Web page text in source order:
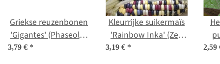
Griekse reuzenbonen
'Gigantes' (Phaseolus
coccineus) zaden
3,79 € *
Kleurrijke suikermaïs
'Rainbow Inka' (Zea
mays) bio zaad
3,19 € * 2,59